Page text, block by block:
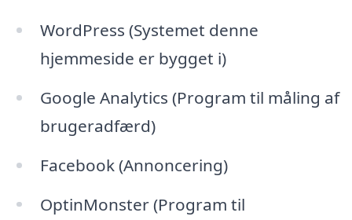
WordPress (Systemet denne
hjemmeside er bygget i)
Google Analytics (Program til måling af
brugeradfærd)
Facebook (Annoncering)
OptinMonster (Program til